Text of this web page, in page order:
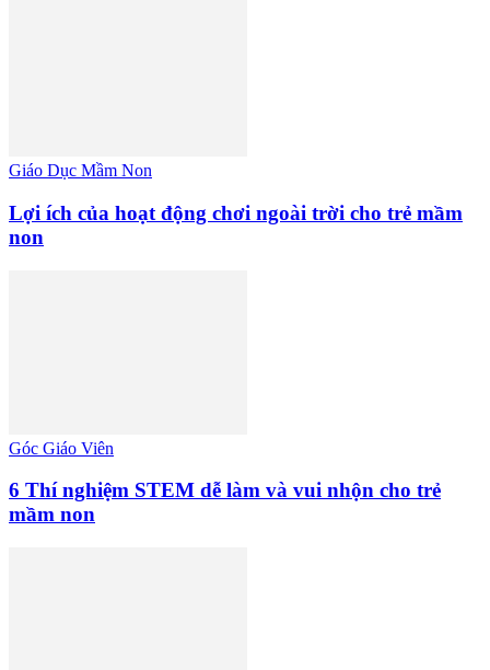
Giáo Dục Mầm Non
Lợi ích của hoạt động chơi ngoài trời cho trẻ mầm
non
Góc Giáo Viên
6 Thí nghiệm STEM dễ làm và vui nhộn cho trẻ
mầm non